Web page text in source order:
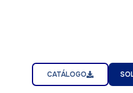
CATÁLOGO